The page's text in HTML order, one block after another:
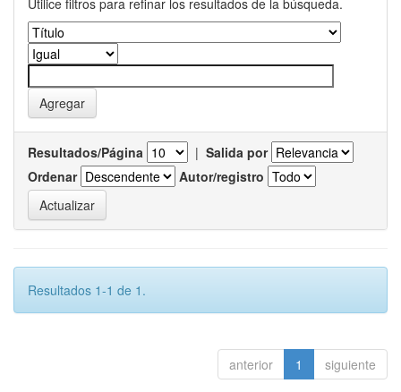
Utilice filtros para refinar los resultados de la búsqueda.
Resultados/Página | Salida por
Ordenar
Autor/registro
Resultados 1-1 de 1.
anterior 1 siguiente